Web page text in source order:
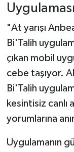
"At yarışı
Bi'Talih
çıkan mobil
cebe taşıyor.
Bi'Talih
kesintisiz canlı
yorumlarına
Uygulamanın